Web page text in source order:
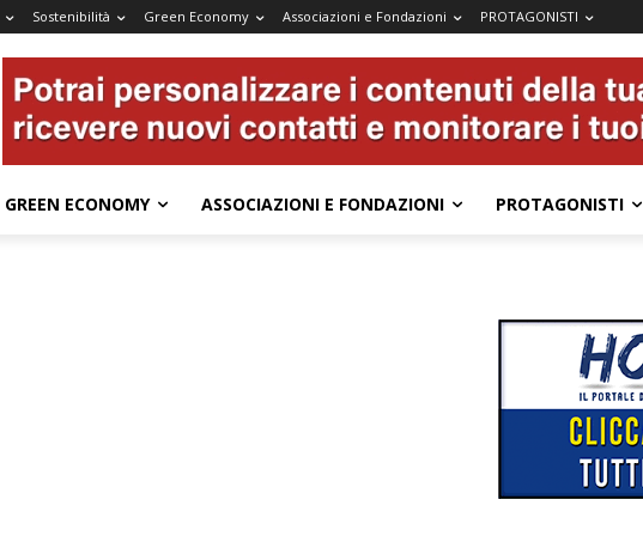
Sostenibilità Green Economy Associazioni e Fondazioni PROTAGONISTI
GREEN ECONOMY ASSOCIAZIONI E FONDAZIONI PROTAGONISTI